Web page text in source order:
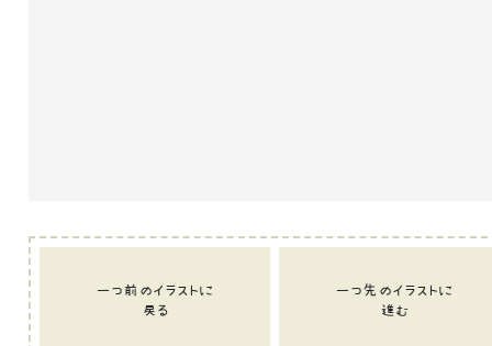
一つ前のイラストに
戻る
一つ先のイラストに
進む